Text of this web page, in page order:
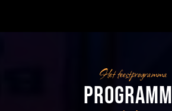
Het feestprogramma